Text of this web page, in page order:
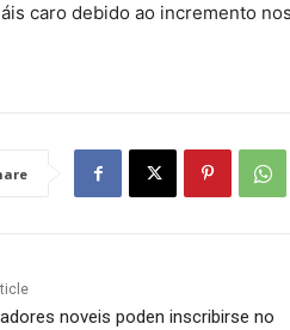
caro debido ao incremento
noveis poden inscribirse no